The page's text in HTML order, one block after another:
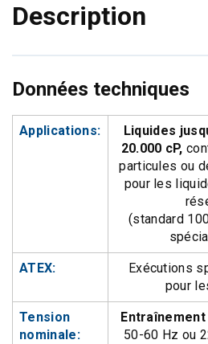
Description
Données techniques
Applications:
Liquides
20.000 cP,
particules ou
pour les
(standard
ATEX:
Exécutions
pour
Tension
nominale:
50-60 Hz ou